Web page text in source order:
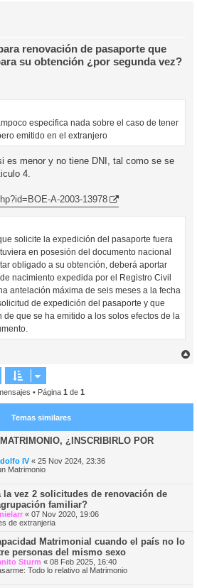
renovación de pasaporte que
su obtención ¿por segunda vez?
especifica nada sobre el caso de tener
emitido en el extranjero
es menor y no tiene DNI, tal como se se
4.
A-2003-13978
solicite la expedición del pasaporte fuera
en posesión del documento nacional
obligado a su obtención, deberá aportar
nacimiento expedida por el Registro Civil
antelación máxima de seis meses a la fecha
de expedición del pasaporte y que
de que se ha emitido a los solos efectos de la
a
• Página 1 de 1
Temas similares
¿INSCRIBIRLO POR
IV« 25 Nov 2024, 23:36
Matrimonio
la vez 2 solicitudes de renovación de
familiar?
« 07 Nov 2020, 19:06
de extranjeria
Matrimonial cuando el país no lo
personas del mismo sexo
Sturm « 08 Feb 2025, 16:40
Todo lo relativo al Matrimonio